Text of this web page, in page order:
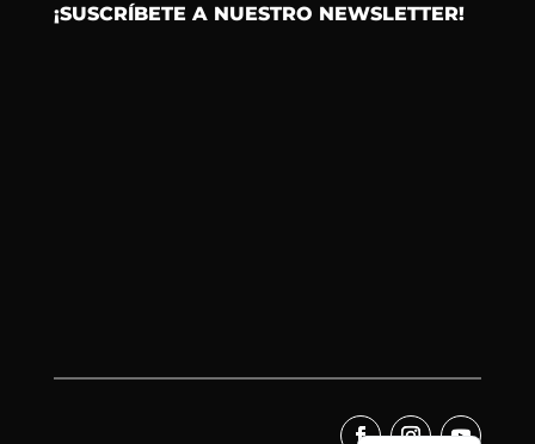
¡SUSCRÍBETE A NUESTRO NEWSLETTER!